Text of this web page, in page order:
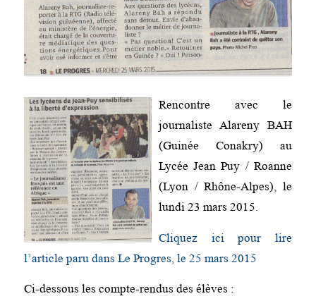
Rencontre avec le
journaliste Alareny BAH
(Guinée Conakry) au
Lycée Jean Puy / Roanne
(Lyon / Rhône-Alpes), le
lundi 23 mars 2015.
Cliquez ici pour lire
l’article paru dans Le Progres, le 25 mars 2015
Ci-dessous les compte-rendus des élèves :